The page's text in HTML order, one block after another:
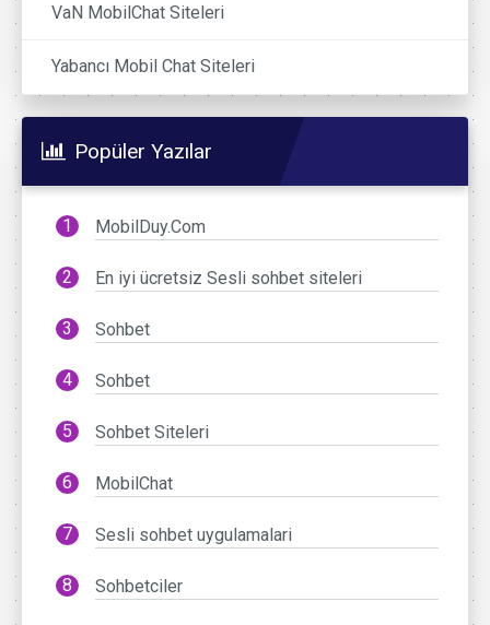
VaN MobilChat Siteleri
Yabancı Mobil Chat Siteleri
Popüler Yazılar
MobilDuy.Com
En iyi ücretsiz Sesli sohbet siteleri
Sohbet
Sohbet
Sohbet Siteleri
MobilChat
Sesli sohbet uygulamalari
Sohbetciler